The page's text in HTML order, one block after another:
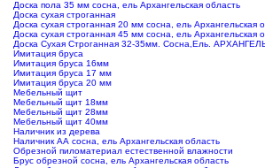
Доска пола 35 мм сосна, ель Архангельская область
Доска сухая строганная
Доска сухая строганная 20 мм сосна, ель Архангельская
Доска сухая строганная 45 мм сосна, ель Архангельская
Доска Сухая Строганная 32-35мм. Сосна,Ель.
Имитация бруса
Имитация бруса 16мм
Имитация бруса 17 мм
Имитация бруса 20 мм
Мебельный щит
Мебельный щит 18мм
Мебельный щит 28мм
Мебельный щит 40мм
Наличник из дерева
Наличник АА сосна, ель Архангельская область
Обрезной пиломатериал естественной влажности
Брус обрезной сосна, ель Архангельская область